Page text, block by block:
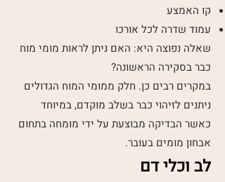
קו האמצע
עמוד שדרה לכל אורכו
שאלה נפוצה היא: האם ניתן לראות מומי מוח
כבר בסקירה הראשונה?
במקרים רבים כן. חלק ממומי המוח הגדולים
ניתנים לזיהוי כבר בשלב מוקדם, במיוחד
כאשר הבדיקה מבוצעת על ידי מומחה בתחום
אבחון מומים בעובר.
לב וכלי דם